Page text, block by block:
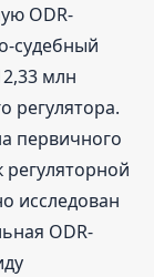
ODR-
судебный
млн
регулятора.
первичного
исследован
ODR-